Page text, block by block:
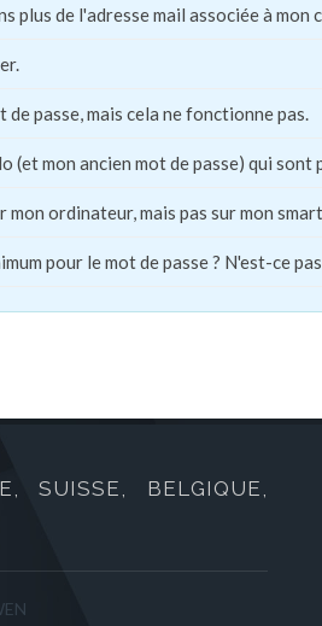
plus de l'adresse mail associée à mon
de passe, mais cela ne fonctionne pas.
(et mon ancien mot de passe) qui
ordinateur, mais pas sur mon
pour le mot de passe ? N'est-ce
SUISSE, BELGIQUE,